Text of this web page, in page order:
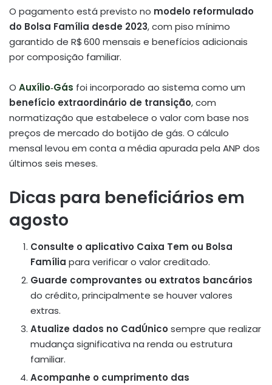
O pagamento está previsto no modelo reformulado
do Bolsa Família desde 2023, com piso mínimo
garantido de R$ 600 mensais e benefícios adicionais
por composição familiar.
O Auxílio‑Gás foi incorporado ao sistema como um
benefício extraordinário de transição, com
normatização que estabelece o valor com base nos
preços de mercado do botijão de gás. O cálculo
mensal levou em conta a média apurada pela ANP dos
últimos seis meses.
Dicas para beneficiários em
agosto
Consulte o aplicativo Caixa Tem ou Bolsa
Família para verificar o valor creditado.
Guarde comprovantes ou extratos bancários
do crédito, principalmente se houver valores
extras.
Atualize dados no CadÚnico sempre que realizar
mudança significativa na renda ou estrutura
familiar.
Acompanhe o cumprimento das